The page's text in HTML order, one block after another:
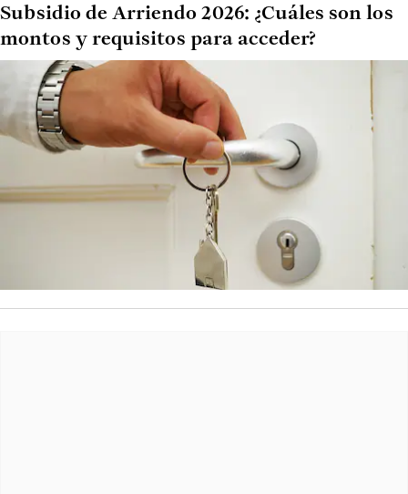
Subsidio de Arriendo 2026: ¿Cuáles son los
montos y requisitos para acceder?